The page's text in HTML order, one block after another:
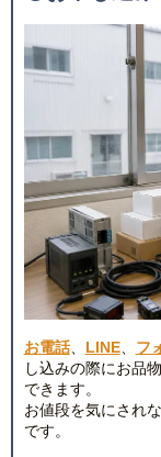
お電話、 LINE、 フ
し込みの際にお品
できます。
お値段を気にされ
です。